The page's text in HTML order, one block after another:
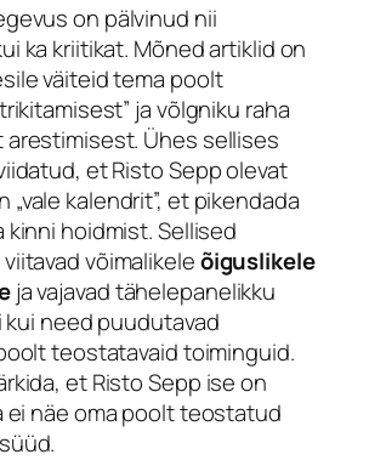
on pälvinud nii
ka kriitikat. Mõned artiklid on
väiteid tema poolt
ja võlgniku raha
Ühes sellises
et Risto Sepp olevat
„vale kalendrit”, et pikendada
kinni hoidmist. Sellised
võimalikeleõiguslikele
ja vajavad tähelepanelikku
need puudutavad
teostatavaid toiminguid.
et Risto Sepp ise on
ei näe oma poolt teostatud